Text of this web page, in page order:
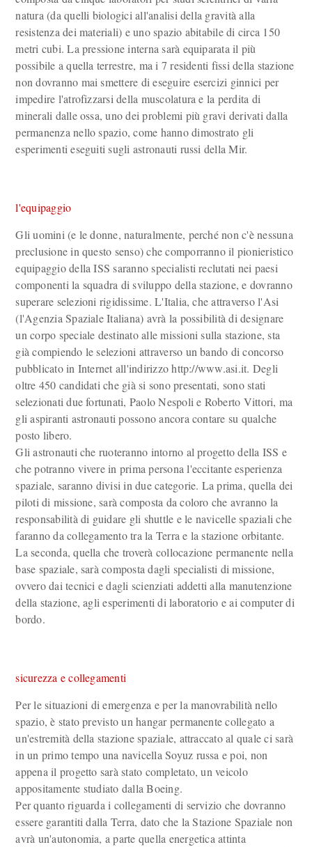
natura (da quelli biologici all'analisi della gravità alla
resistenza dei materiali) e uno spazio abitabile di circa 150
metri cubi. La pressione interna sarà equiparata il più
possibile a quella terrestre, ma i 7 residenti fissi della stazione
non dovranno mai smettere di eseguire esercizi ginnici per
impedire l'atrofizzarsi della muscolatura e la perdita di
minerali dalle ossa, uno dei problemi più gravi derivati dalla
permanenza nello spazio, come hanno dimostrato gli
esperimenti eseguiti sugli astronauti russi della Mir.
l'equipaggio
Gli uomini (e le donne, naturalmente, perché non c'è nessuna
preclusione in questo senso) che comporranno il pionieristico
equipaggio della ISS saranno specialisti reclutati nei paesi
componenti la squadra di sviluppo della stazione, e dovranno
superare selezioni rigidissime. L'Italia, che attraverso l'Asi
(l'Agenzia Spaziale Italiana) avrà la possibilità di designare
un corpo speciale destinato alle missioni sulla stazione, sta
già compiendo le selezioni attraverso un bando di concorso
pubblicato in Internet all'indirizzo http://www.asi.it. Degli
oltre 450 candidati che già si sono presentati, sono stati
selezionati due fortunati, Paolo Nespoli e Roberto Vittori, ma
gli aspiranti astronauti possono ancora contare su qualche
posto libero.
Gli astronauti che ruoteranno intorno al progetto della ISS e
che potranno vivere in prima persona l'eccitante esperienza
spaziale, saranno divisi in due categorie. La prima, quella dei
piloti di missione, sarà composta da coloro che avranno la
responsabilità di guidare gli shuttle e le navicelle spaziali che
faranno da collegamento tra la Terra e la stazione orbitante.
La seconda, quella che troverà collocazione permanente nella
base spaziale, sarà composta dagli specialisti di missione,
ovvero dai tecnici e dagli scienziati addetti alla manutenzione
della stazione, agli esperimenti di laboratorio e ai computer di
bordo.
sicurezza e collegamenti
Per le situazioni di emergenza e per la manovrabilità nello
spazio, è stato previsto un hangar permanente collegato a
un'estremità della stazione spaziale, attraccato al quale ci sarà
in un primo tempo una navicella Soyuz russa e poi, non
appena il progetto sarà stato completato, un veicolo
appositamente studiato dalla Boeing.
Per quanto riguarda i collegamenti di servizio che dovranno
essere garantiti dalla Terra, dato che la Stazione Spaziale non
avrà un'autonomia, a parte quella energetica attinta